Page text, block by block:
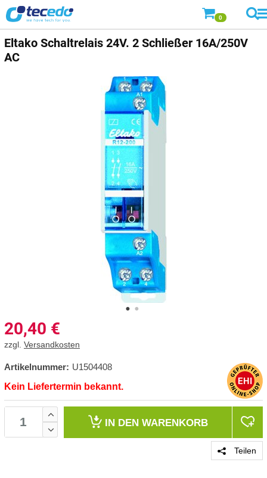
0
Eltako Schaltrelais 24V. 2 Schließer 16A/250V
AC
20,40 €
zzgl. Versandkosten
Artikelnummer: U1504408
Kein Liefertermin bekannt.
IN DEN WARENKORB
Teilen